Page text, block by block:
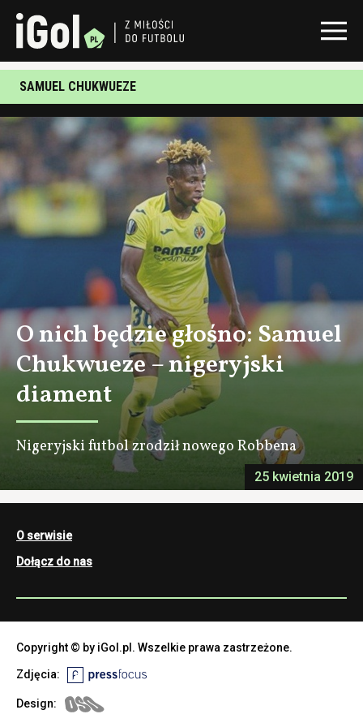
SAMUEL CHUKWUEZE
25 kwietnia 2019
O nich będzie głośno: Samuel
Chukwueze – nigeryjski
diament
Nigeryjski futbol zrodził nowego Robbena
O serwisie
Dołącz do nas
Copyright © by iGol.pl. Wszelkie prawa zastrzeżone.
Zdjęcia:
Design: